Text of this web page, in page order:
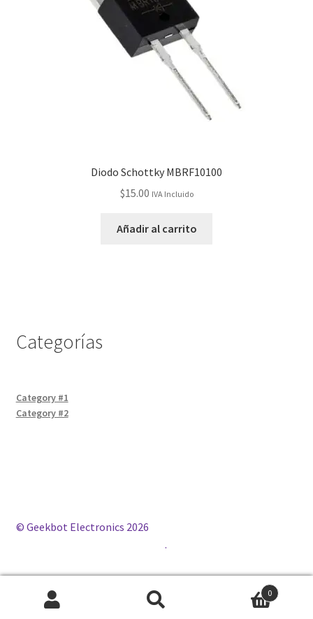
Diodo Schottky MBRF10100
$15.00 IVA Incluido
Añadir al carrito
Categorías
Category #1
Category #2
© Geekbot Electronics 2026
.
0